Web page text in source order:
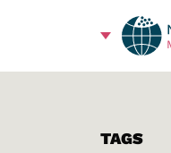
TAGS